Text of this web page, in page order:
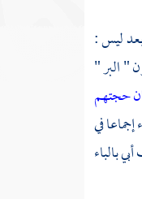
ليس :
" البر "
حجتهم
في
أبيبالباء